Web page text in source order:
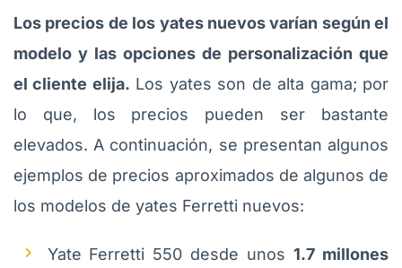
Los precios de los yates nuevos varían según el
modelo y las opciones de personalización que
el cliente elija. Los yates son de alta gama; por
lo que, los precios pueden ser bastante
elevados. A continuación, se presentan algunos
ejemplos de precios aproximados de algunos de
los modelos de yates Ferretti nuevos:
Yate Ferretti 550 desde unos1.7 millones